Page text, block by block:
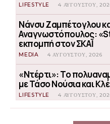
LIFESTYLE 4 ΑΥΓΟΎΣΤΟΥ,
Νάνσυ Ζαμπέτογλου
Αναγνωστόπουλος:
εκπομπή στον ΣΚΑΪ
MEDIA 4 ΑΥΓΟΎΣΤΟΥ, 2026
«Ντέρτι»: Το
με Τάσο Νούσια και
LIFESTYLE 4 ΑΥΓΟΎΣΤΟΥ,